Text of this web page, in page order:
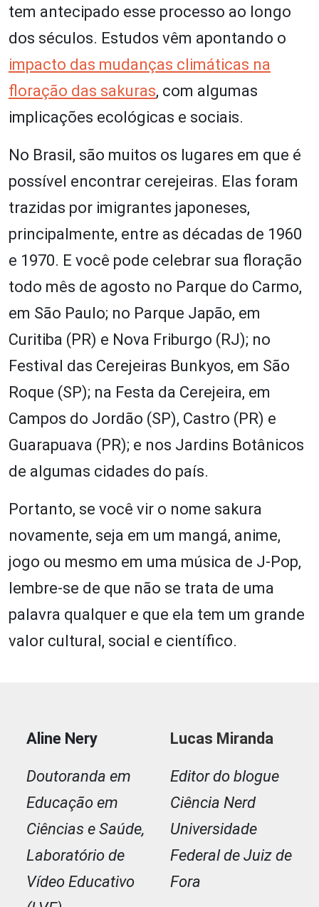
tem antecipado esse processo ao longo
dos séculos. Estudos vêm apontando o
impacto das mudanças climáticas na
floração das sakuras, com algumas
implicações ecológicas e sociais.
No Brasil, são muitos os lugares em que é
possível encontrar cerejeiras. Elas foram
trazidas por imigrantes japoneses,
principalmente, entre as décadas de 1960
e 1970. E você pode celebrar sua floração
todo mês de agosto no Parque do Carmo,
em São Paulo; no Parque Japão, em
Curitiba (PR) e Nova Friburgo (RJ); no
Festival das Cerejeiras Bunkyos, em São
Roque (SP); na Festa da Cerejeira, em
Campos do Jordão (SP), Castro (PR) e
Guarapuava (PR); e nos Jardins Botânicos
de algumas cidades do país.
Portanto, se você vir o nome sakura
novamente, seja em um mangá, anime,
jogo ou mesmo em uma música de J-Pop,
lembre-se de que não se trata de uma
palavra qualquer e que ela tem um grande
valor cultural, social e científico.
Aline Nery
Doutoranda em
Educação em
Ciências e Saúde,
Laboratório de
Vídeo Educativo
Lucas Miranda
Editor do blogue
Ciência Nerd
Universidade
Federal de Juiz de
Fora